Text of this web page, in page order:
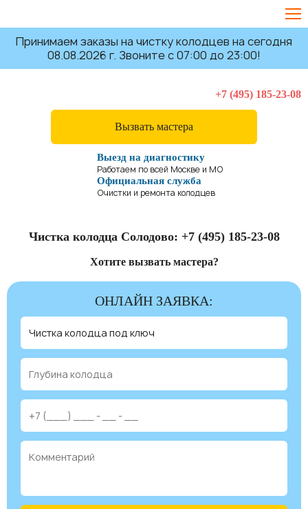
Принимаем заказы на чистку колодцев на сегодня
08.08.2026 г. Звоните с 07:00 до 23:00!
Вызвать мастера
Выезд на диагностику
Работаем по всей Москве и МО
Официальная служба
Очистки и ремонта колодцев
+7 (495) 185-23-08
Чистка колодца Солодово: +7 (495) 185-23-08
Хотите вызвать мастера?
ОНЛАЙН ЗАЯВКА: